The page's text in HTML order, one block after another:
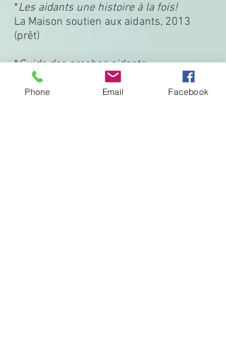
*Les aidants une histoire à la fois!
La Maison soutien aux aidants, 2013
(prêt)
*Guide des proches aidants,
L’accompagnement des aînés à domicile,
Hétu, Jean-Luc, éditeur: Groupéditions,
Phone Email Facebook